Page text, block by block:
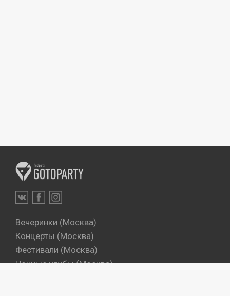
Вечеринки (Москва)
Концерты (Москва)
Фестивали (Москва)
Ночные клубы (Москва)